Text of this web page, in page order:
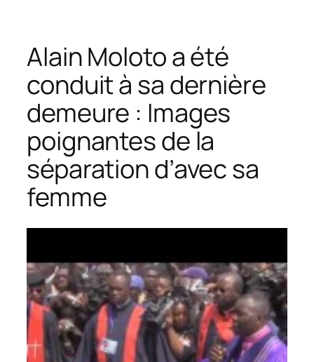
Alain Moloto a été
conduit à sa dernière
demeure : Images
poignantes de la
séparation d’avec sa
femme